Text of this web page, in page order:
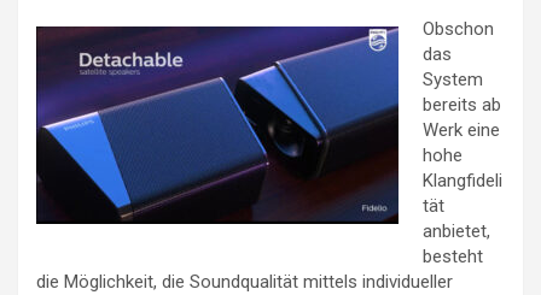
Obschon
das
System
bereits ab
Werk eine
hohe
Klangfideli
tät
anbietet,
besteht
die Möglichkeit, die Soundqualität mittels individueller